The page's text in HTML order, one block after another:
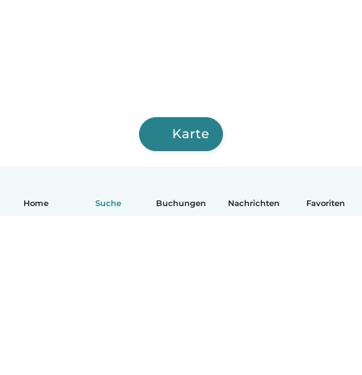
Home Suche Buchungen Nachrichten Favoriten
Karte